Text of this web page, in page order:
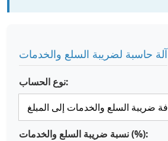
آلة حاسبة لضريبة السلع والخدمات
نوع الحساب:
نسبة ضريبة السلع والخدمات (%):